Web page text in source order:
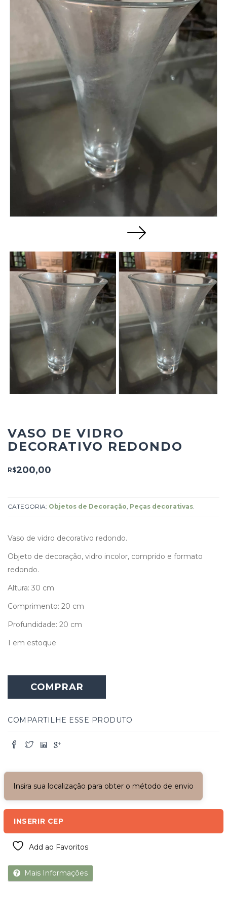
VASO DE VIDRO
DECORATIVO REDONDO
R$200,00
CATEGORIA: Objetos de Decoração Peças decorativas
Vaso de vidro decorativo redondo.
Objeto de decoração, vidro incolor, comprido e formato
redondo.
Altura: 30 cm
Comprimento: 20 cm
Profundidade: 20 cm
1 em estoque
COMPRAR
COMPARTILHE ESSE PRODUTO
Insira sua localização para obter o método de envio
INSERIR CEP
Add ao Favoritos
Mais Informações